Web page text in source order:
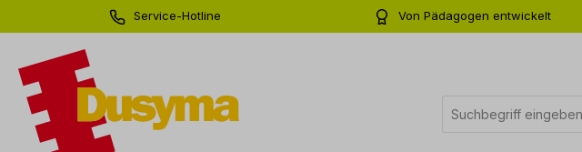
Zur Hauptnavigation springen
Service-Hotline
Von Pädagogen entwickelt